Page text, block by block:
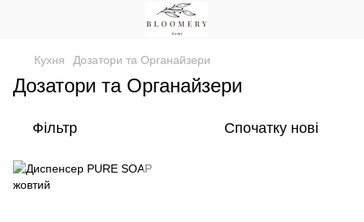
Кухня Дозатори та Органайзери
Дозатори та Органайзери
Фільтр Спочатку нові